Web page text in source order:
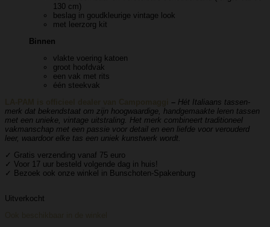
130 cm)
beslag in goudkleurige vintage look
met leerzorg kit
Binnen
vlakte voering katoen
groot hoofdvak
een vak met rits
één steekvak
– Hét Italiaans tassen-
merk dat bekendstaat om zijn hoogwaardige, handgemaakte leren tassen
met een unieke, vintage uitstraling. Het merk combineert traditioneel
vakmanschap met een passie voor detail en een liefde voor verouderd
leer, waardoor elke tas een uniek kunstwerk wordt.
✓ Gratis verzending vanaf 75 euro
✓ Voor 17 uur besteld volgende dag in huis!
✓ Bezoek ook onze winkel in Bunschoten-Spakenburg
Uitverkocht